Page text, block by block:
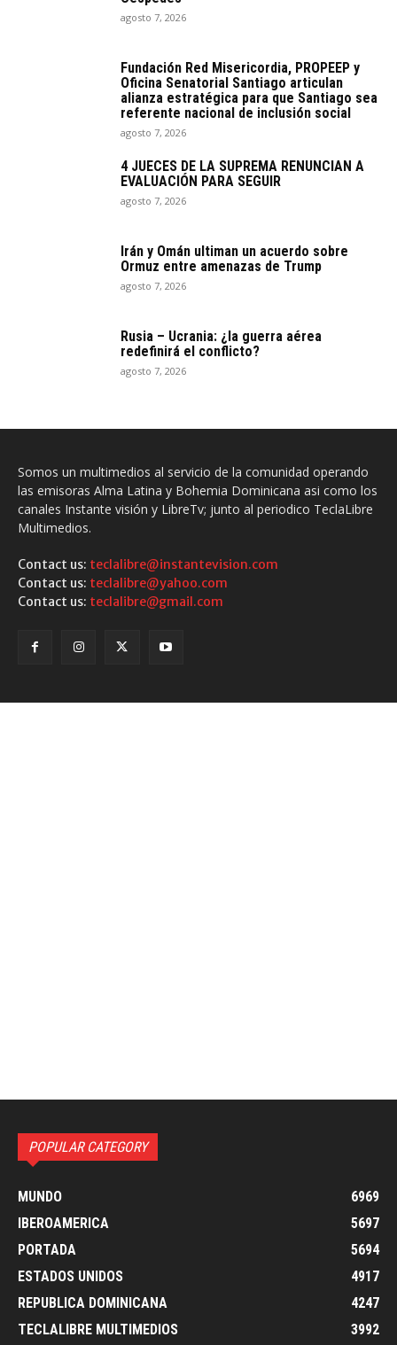
agosto 7, 2026
Fundación Red Misericordia, PROPEEP y
Oficina Senatorial Santiago articulan
alianza estratégica para que Santiago sea
referente nacional de inclusión social
agosto 7, 2026
4 JUECES DE LA SUPREMA RENUNCIAN A
EVALUACIÓN PARA SEGUIR
agosto 7, 2026
Irán y Omán ultiman un acuerdo sobre
Ormuz entre amenazas de Trump
agosto 7, 2026
Rusia – Ucrania: ¿la guerra aérea
redefinirá el conflicto?
agosto 7, 2026
Somos un multimedios al servicio de la comunidad operando
las emisoras Alma Latina y Bohemia Dominicana asi como los
canales Instante visión y LibreTv; junto al periodico TeclaLibre
Multimedios.
Contact us: teclalibre@instantevision.com
Contact us: teclalibre@yahoo.com
Contact us: teclalibre@gmail.com
POPULAR CATEGORY
MUNDO
6969
IBEROAMERICA
5697
PORTADA
5694
ESTADOS UNIDOS
4917
REPUBLICA DOMINICANA
4247
TECLALIBRE MULTIMEDIOS
3992